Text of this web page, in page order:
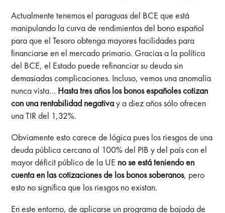
Actualmente tenemos el paraguas del BCE que está
manipulando la curva de rendimientos del bono español
para que el Tesoro obtenga mayores facilidades para
financiarse en el mercado primario. Gracias a la política
del BCE, el Estado puede refinanciar su deuda sin
demasiadas complicaciones. Incluso, vemos una anomalía
nunca vista… Hasta tres años los bonos españoles cotizan
con una rentabilidad negativay a diez años sólo ofrecen
una TIR del 1,32%.
Obviamente esto carece de lógica pues los riesgos de una
deuda pública cercana al 100% del PIB y del país con el
mayor déficit público de la UE no se está teniendo en
cuenta en las cotizaciones de los bonos soberanos, pero
esto no significa que los riesgos no existan.
En este entorno, de aplicarse un programa de bajada de